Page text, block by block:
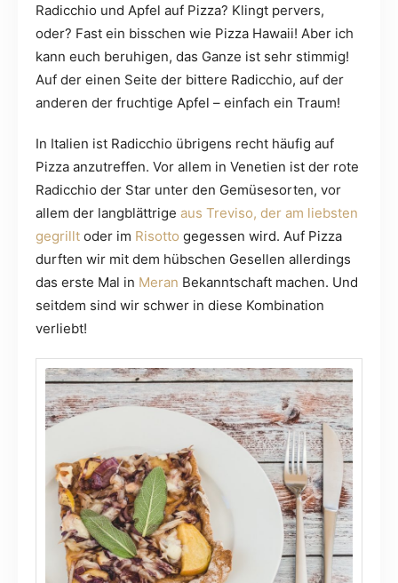
Radicchio und Apfel auf Pizza? Klingt pervers,
oder? Fast ein bisschen wie Pizza Hawaii! Aber ich
kann euch beruhigen, das Ganze ist sehr stimmig!
Auf der einen Seite der bittere Radicchio, auf der
anderen der fruchtige Apfel – einfach ein Traum!
In Italien ist Radicchio übrigens recht häufig auf
Pizza anzutreffen. Vor allem in Venetien ist der rote
Radicchio der Star unter den Gemüsesorten, vor
allem der langblättrige aus Treviso, der am liebsten
gegrillt oder im Risotto gegessen wird. Auf Pizza
durften wir mit dem hübschen Gesellen allerdings
das erste Mal in Meran Bekanntschaft machen. Und
seitdem sind wir schwer in diese Kombination
verliebt!